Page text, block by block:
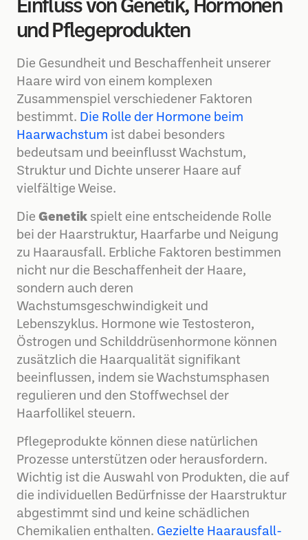
Einfluss von Genetik, Hormonen
und Pflegeprodukten
Die Gesundheit und Beschaffenheit unserer
Haare wird von einem komplexen
Zusammenspiel verschiedener Faktoren
bestimmt. Die Rolle der Hormone beim
Haarwachstum ist dabei besonders
bedeutsam und beeinflusst Wachstum,
Struktur und Dichte unserer Haare auf
vielfältige Weise.
Die Genetik spielt eine entscheidende Rolle
bei der Haarstruktur, Haarfarbe und Neigung
zu Haarausfall. Erbliche Faktoren bestimmen
nicht nur die Beschaffenheit der Haare,
sondern auch deren
Wachstumsgeschwindigkeit und
Lebenszyklus. Hormone wie Testosteron,
Östrogen und Schilddrüsenhormone können
zusätzlich die Haarqualität signifikant
beeinflussen, indem sie Wachstumsphasen
regulieren und den Stoffwechsel der
Haarfollikel steuern.
Pflegeprodukte können diese natürlichen
Prozesse unterstützen oder herausfordern.
Wichtig ist die Auswahl von Produkten, die auf
die individuellen Bedürfnisse der Haarstruktur
abgestimmt sind und keine schädlichen
Chemikalien enthalten. Gezielte Haarausfall-